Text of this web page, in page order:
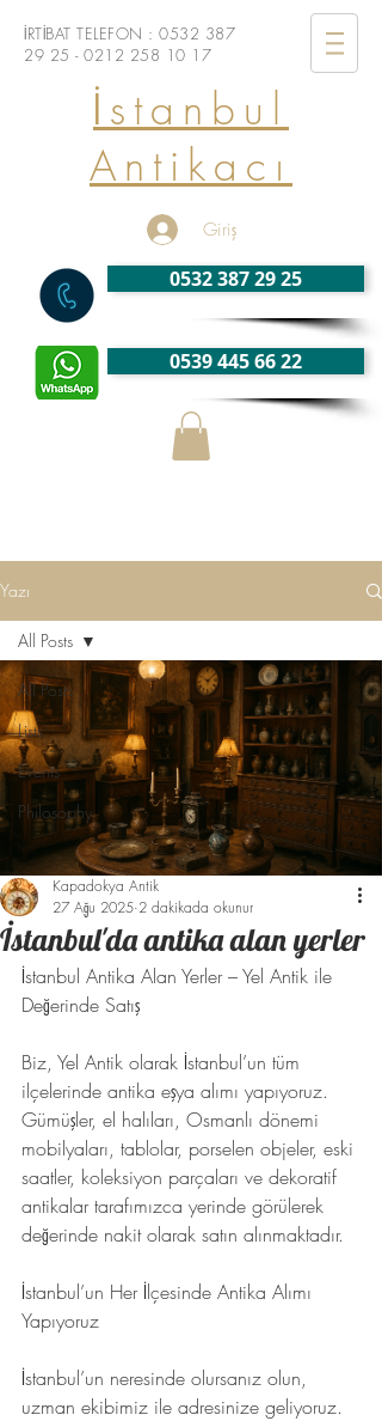
İRTİBAT TELEFON :0532 387
29 25 - 0212 258 10 17
İstanbul
Antikacı
Giriş
0532 387 29 25
0539 445 66 22
Yazı
All Posts
Lists
Events
Philosophy
All Posts
İstanbul'da antika alan yerler
Kapadokya Antik
27 Ağu 2025 2 dakikada okunur
İstanbul Antika Alan Yerler – Yel Antik ile
Değerinde Satış
Biz, Yel Antik olarak İstanbul’un tüm
ilçelerinde antika eşya alımı yapıyoruz.
Gümüşler, el halıları, Osmanlı dönemi
mobilyaları, tablolar, porselen objeler, eski
saatler, koleksiyon parçaları ve dekoratif
antikalar tarafımızca yerinde görülerek
değerinde nakit olarak satın alınmaktadır.
İstanbul’un Her İlçesinde Antika Alımı
Yapıyoruz
İstanbul’un neresinde olursanız olun,
uzman ekibimiz ile adresinize geliyoruz.